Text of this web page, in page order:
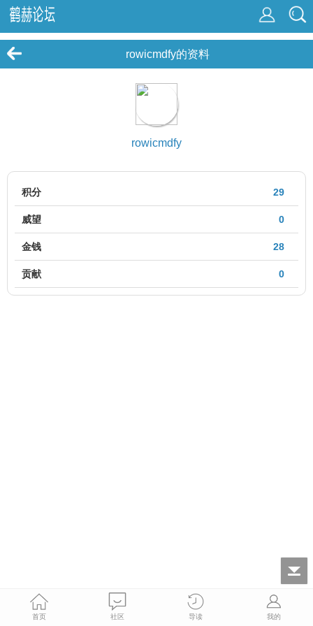
rowicmdfy的资料
rowicmdfy
29
积分
0
威望
28
金钱
0
贡献
首页 社区 导读 我的